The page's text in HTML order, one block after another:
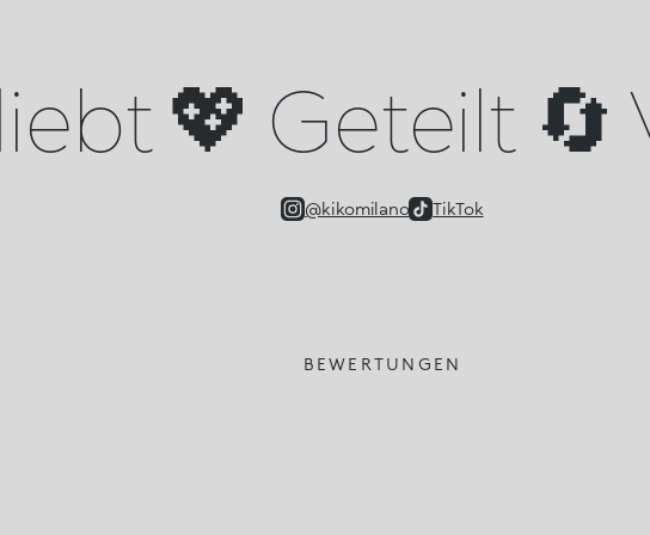
💖 Geteilt 🔄
@kikomilano TikTok
BEWERTUNGEN